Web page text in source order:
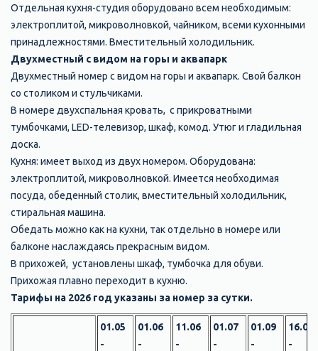
Отдельная кухня-студия оборудовано всем необходимым:
электроплитой, микроволновкой, чайником, всеми кухонными
принадлежностями. Вместительный холодильник.
Двухместный с видом на горы и аквапарк
Двухместный номер с видом на горы и аквапарк. Свой балкон
со столиком и стульчиками.
В номере двухспальная кровать, с прикроватными
тумбочками, LED-телевизор, шкаф, комод. Утюг и гладильная
доска.
Кухня: имеет выход из двух номером. Оборудована:
электроплитой, микроволновкой. Имеется необходимая
посуда, обеденный столик, вместительный холодильник,
стиральная машина.
Обедать можно как на кухни, так отдельно в номере или
балконе наслаждаясь прекрасным видом.
В прихожей, установлены шкаф, тумбочка для обуви.
Прихожая плавно переходит в кухню.
Тарифы на 2026 год указаны за номер за сутки.
01.05
-
01.06
-
11.06
-
01.07
-
01.09
-
16.09
-